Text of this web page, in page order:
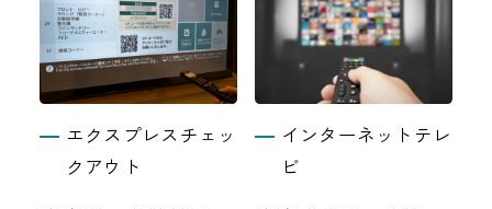
エクスプレスチェッ
クアウト
インターネットテレ
ビ